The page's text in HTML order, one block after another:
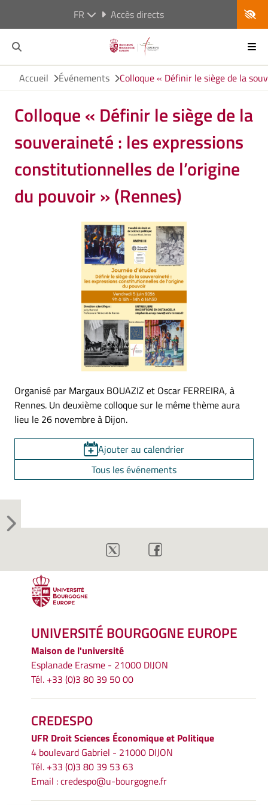
FR Accès directs
Accueil Événements Colloque « Définir le siège de la
Colloque « Définir le siège de la
souveraineté : les expressions
constitutionnelles de l’origine
du pouvoir » (Rennes)
Organisé par Margaux BOUAZIZ et Oscar FERREIRA, à
Rennes. Un deuxième colloque sur le même thème aura
lieu le 26 novembre à Dijon.
Ajouter au calendrier
Tous les événements
UNIVERSITÉ BOURGOGNE EUROPE
Maison de l'université
Esplanade Erasme - 21000 DIJON
Tél. +33 (0)3 80 39 50 00
CREDESPO
UFR Droit Sciences Économique et Politique
4 boulevard Gabriel - 21000 DIJON
Tél. +33 (0)3 80 39 53 63
Email :credespo@u-bourgogne.fr